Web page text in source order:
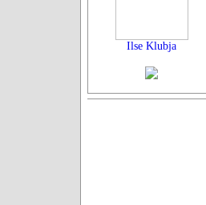
Ilse Klubja